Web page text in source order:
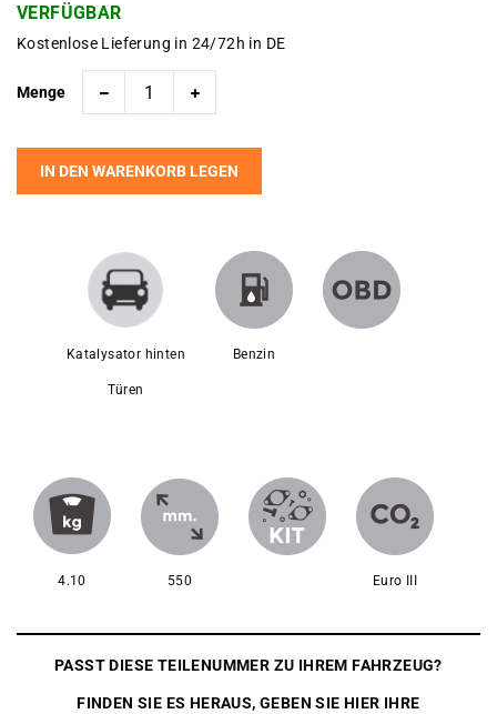
VERFÜGBAR
Kostenlose Lieferung in 24/72h in DE
Menge
IN DEN WARENKORB LEGEN
Katalysator hinten
Türen
Benzin
4.10 550 Euro III
PASST DIESE TEILENUMMER ZU IHREM FAHRZEUG?
FINDEN SIE ES HERAUS, GEBEN SIE HIER IHRE